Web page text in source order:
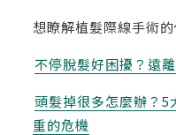
想瞭解植髮際線手術
不停脫髮好困擾？遠
頭髮掉很多怎麼辦？
重的危機